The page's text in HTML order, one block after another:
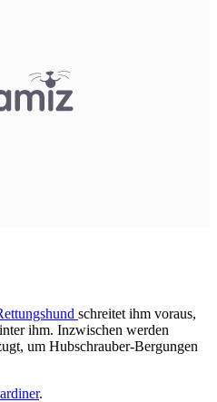
schreitet ihm voraus,
ihm. Inzwischen werden
um Hubschrauber-Bergungen
.